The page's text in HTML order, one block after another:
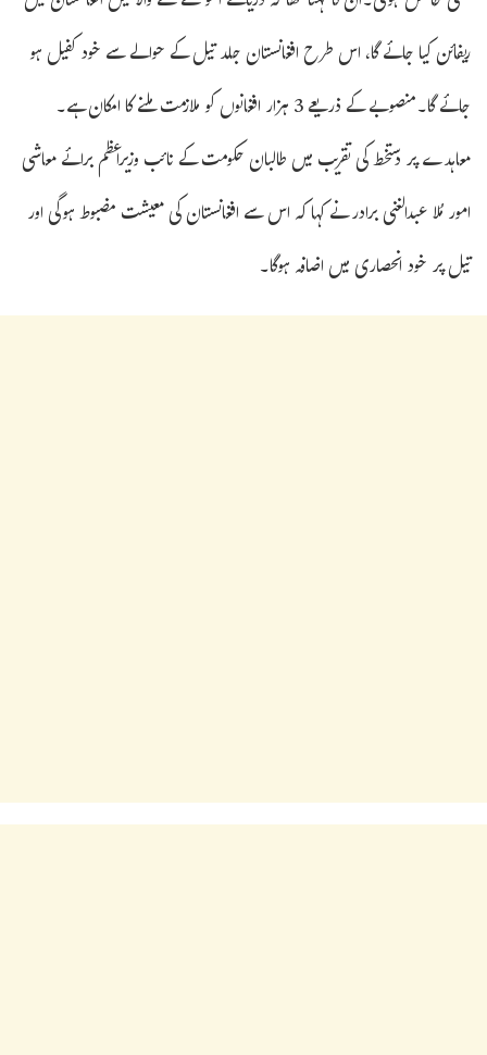
ریفائن کیا جائے گا، اس طرح افغانستان جلد تیل کے حوالے سے خود کفیل ہو
جائے گا۔منصوبے کے ذریعے 3 ہزار افغانوں کو ملازمت ملنے کا امکان ہے۔
معاہدے پر دستخط کی تقریب میں طالبان حکومت کے نائب وزیراعظم برائے معاشی
امور مُلا عبدالغنی برادر نے کہا کہ اس سے افغانستان کی معیشت مضبوط ہوگی اور
تیل پر خود انحصاری میں اضافہ ہوگا۔